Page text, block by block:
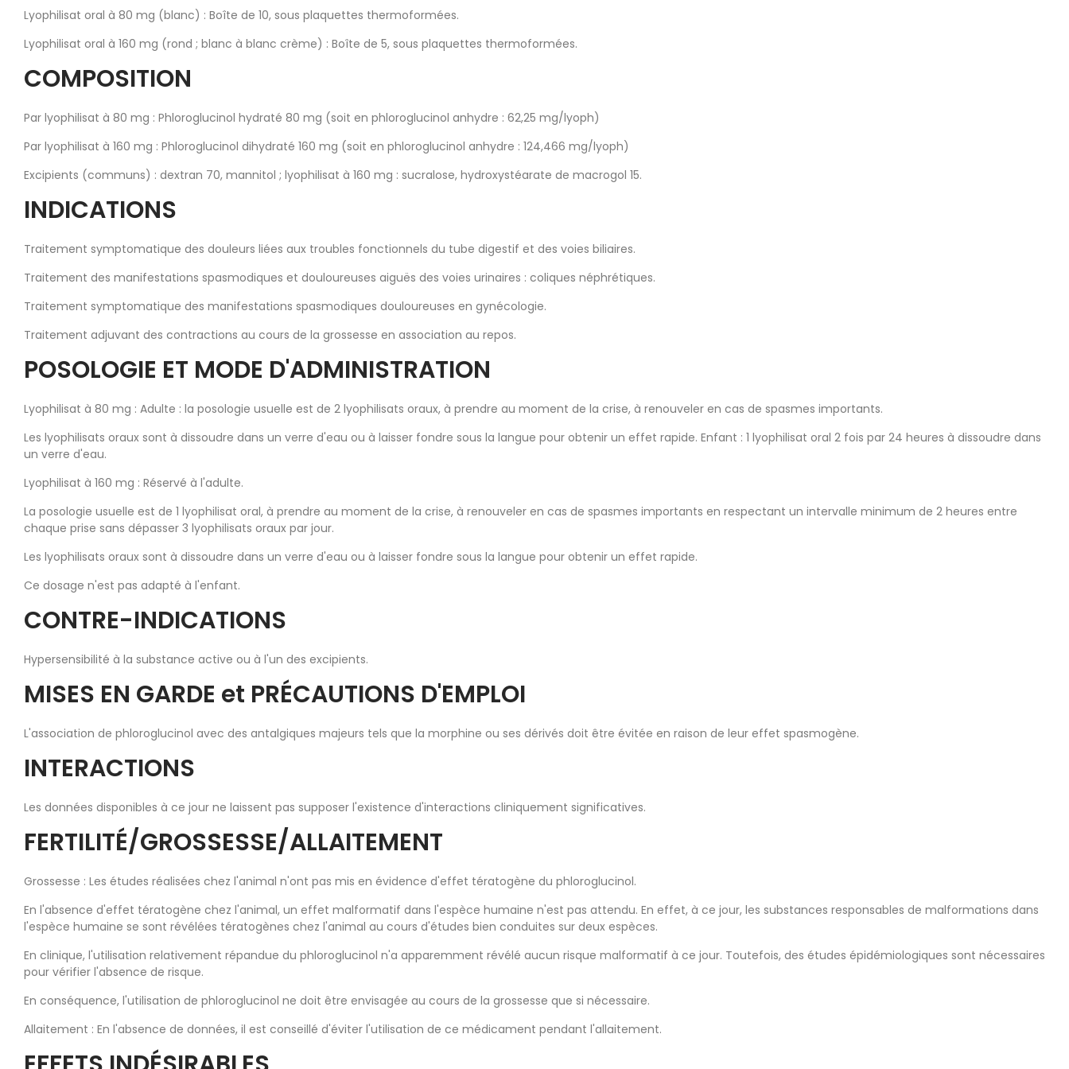
Lyophilisat oral à 80 mg (blanc) : Boîte de 10, sous plaquettes thermoformées.
Lyophilisat oral à 160 mg (rond ; blanc à blanc crème) : Boîte de 5, sous plaquettes thermoformées.
COMPOSITION
Par lyophilisat à 80 mg : Phloroglucinol hydraté 80 mg (soit en phloroglucinol anhydre : 62,25 mg/lyoph)
Par lyophilisat à 160 mg : Phloroglucinol dihydraté 160 mg (soit en phloroglucinol anhydre : 124,466 mg/lyoph)
Excipients (communs) : dextran 70, mannitol ; lyophilisat à 160 mg : sucralose, hydroxystéarate de macrogol 15.
INDICATIONS
Traitement symptomatique des douleurs liées aux troubles fonctionnels du tube digestif et des voies biliaires.
Traitement des manifestations spasmodiques et douloureuses aiguës des voies urinaires : coliques néphrétiques.
Traitement symptomatique des manifestations spasmodiques douloureuses en gynécologie.
Traitement adjuvant des contractions au cours de la grossesse en association au repos.
POSOLOGIE ET MODE D'ADMINISTRATION
Lyophilisat à 80 mg : Adulte : la posologie usuelle est de 2 lyophilisats oraux, à prendre au moment de la crise, à renouveler en cas de spasmes importants.
Les lyophilisats oraux sont à dissoudre dans un verre d'eau ou à laisser fondre sous la langue pour obtenir un effet rapide. Enfant : 1 lyophilisat oral 2 fois par 24 heures à dissoudre dans
un verre d'eau.
Lyophilisat à 160 mg : Réservé à l'adulte.
La posologie usuelle est de 1 lyophilisat oral, à prendre au moment de la crise, à renouveler en cas de spasmes importants en respectant un intervalle minimum de 2 heures entre
chaque prise sans dépasser 3 lyophilisats oraux par jour.
Les lyophilisats oraux sont à dissoudre dans un verre d'eau ou à laisser fondre sous la langue pour obtenir un effet rapide.
Ce dosage n'est pas adapté à l'enfant.
CONTRE-INDICATIONS
Hypersensibilité à la substance active ou à l'un des excipients.
MISES EN GARDE et PRÉCAUTIONS D'EMPLOI
L'association de phloroglucinol avec des antalgiques majeurs tels que la morphine ou ses dérivés doit être évitée en raison de leur effet spasmogène.
INTERACTIONS
Les données disponibles à ce jour ne laissent pas supposer l'existence d'interactions cliniquement significatives.
FERTILITÉ/GROSSESSE/ALLAITEMENT
Grossesse : Les études réalisées chez l'animal n'ont pas mis en évidence d'effet tératogène du phloroglucinol.
En l'absence d'effet tératogène chez l'animal, un effet malformatif dans l'espèce humaine n'est pas attendu. En effet, à ce jour, les substances responsables de malformations dans
l'espèce humaine se sont révélées tératogènes chez l'animal au cours d'études bien conduites sur deux espèces.
En clinique, l'utilisation relativement répandue du phloroglucinol n'a apparemment révélé aucun risque malformatif à ce jour. Toutefois, des études épidémiologiques sont nécessaires
pour vérifier l'absence de risque.
En conséquence, l'utilisation de phloroglucinol ne doit être envisagée au cours de la grossesse que si nécessaire.
Allaitement : En l'absence de données, il est conseillé d'éviter l'utilisation de ce médicament pendant l'allaitement.